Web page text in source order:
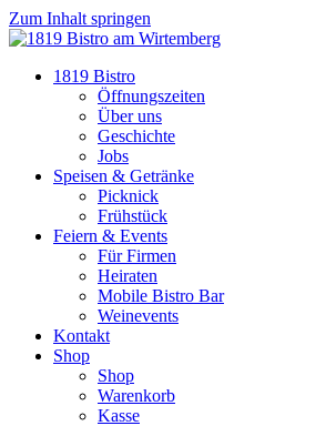
Zum Inhalt springen
1819 Bistro
Öffnungszeiten
Über uns
Geschichte
Jobs
Speisen & Getränke
Picknick
Frühstück
Feiern & Events
Für Firmen
Heiraten
Mobile Bistro Bar
Weinevents
Kontakt
Shop
Shop
Warenkorb
Kasse